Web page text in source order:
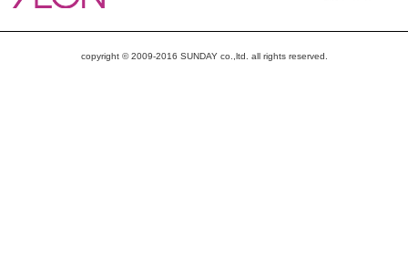
copyright © 2009-2016 SUNDAY co.,ltd. all rights reserved.